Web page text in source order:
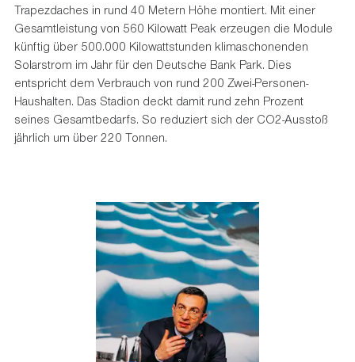
Trapezdaches in rund 40 Metern Höhe montiert. Mit einer
Gesamtleistung von 560 Kilowatt Peak erzeugen die Module
künftig über 500.000 Kilowattstunden klimaschonenden
Solarstrom im Jahr für den Deutsche Bank Park. Dies
entspricht dem Verbrauch von rund 200 Zwei-Personen-
Haushalten. Das Stadion deckt damit rund zehn Prozent
seines Gesamtbedarfs. So reduziert sich der CO2-Ausstoß
jährlich um über 220 Tonnen.